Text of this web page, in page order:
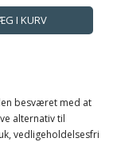
besværet med at
alternativ til
vedligeholdelsesfri